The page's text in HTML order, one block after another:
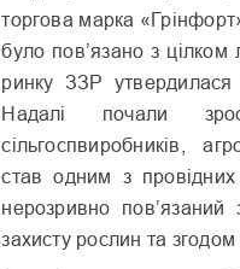
торгова марка
було пов’язано з цілком
ринку ЗЗР утвердилася
Надалі почали
сільгоспвиробників,
став одним з провідних
нерозривно пов’язаний
захисту рослин та згодом